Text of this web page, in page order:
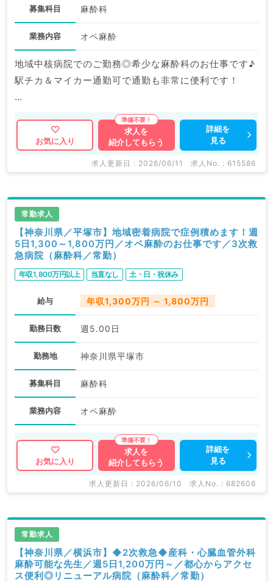
募集科目 麻酔科
業務内容 オペ麻酔
地域中核病院でのご勤務◎希少な麻酔科のお仕事です♪
駅チカ＆マイカー通勤可で通勤も非常に便利です！
マイナビDOCTORでは病院やクリニックなどの医療機
関求人はもちろんのこと、
掲載情報以外にも産業医等の企業系求人も多数扱ってい
お気に入り
求人を
紹介してもらう
詳細を
見る
求人更新日 : 2026/06/11 求人No. : 615586
常勤求人
【神奈川県／平塚市】地域密着病院で症例積めます！週
5日1,300～1,800万円／オペ麻酔のお仕事です／3次救
急病院（麻酔科／常勤）
年収1,800万円以上 当直なし 土・日・祝休み
給与 年収1,300万円 ～ 1,800万円
勤務日数 週5.00日
勤務地 神奈川県平塚市
募集科目 麻酔科
業務内容 オペ麻酔
お気に入り
求人を
紹介してもらう
詳細を
見る
求人更新日 : 2026/06/10 求人No. : 682606
常勤求人
【神奈川県／横浜市】◆2次救急◆産科・心臓血管外科
麻酔可能な先生／週5日1,200万円～／都心からアクセ
ス便利◎リニューアル病院（麻酔科／常勤）